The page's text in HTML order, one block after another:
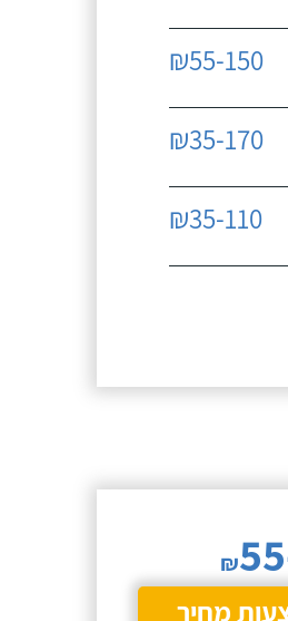
₪55-150
₪35-170
₪35-110
₪
מחיר